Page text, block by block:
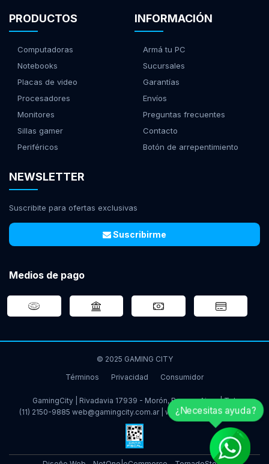
PRODUCTOS
Computadoras
Notebooks
Placas de video
Procesadores
Monitores
Sillas gamer
Periféricos
INFORMACIÓN
Armá tu PC
Sucursales
Garantías
Envíos
Preguntas frecuentes
Contacto
Botón de arrepentimiento
NEWSLETTER
Suscribite para ofertas exclusivas
Suscribirme
Medios de pago
© 2025 GAMING CITY
Términos
Privacidad Consumidor
GamingCity | Rivadavia 17939 - Morón, Buenos Aires | Tel:
(11) 2150-9885 web@gamingcity.com.ar www.gamingcity.com.ar
¿Necesitas ayuda?